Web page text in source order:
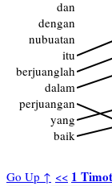
Go Up ↑ << 1
dan
dengan
nubuatan
itu
berjuanglah
dalam
perjuangan
yang
baik